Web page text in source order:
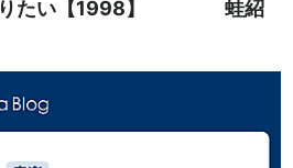
守りたい【1998】 蛙紹